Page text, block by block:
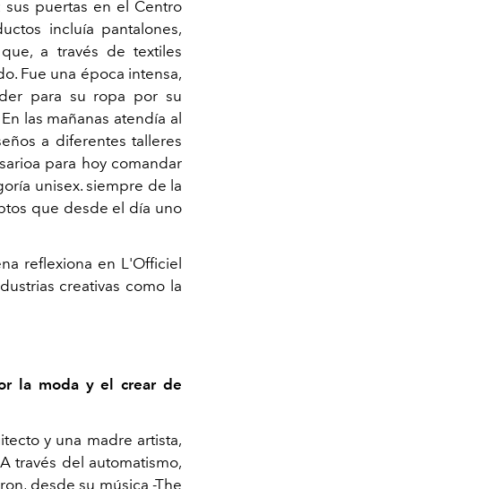
sus puertas en el Centro
incluía pantalones,
a través de textiles
Fue una época intensa,
para su ropa por su
las mañanas atendía al
a diferentes talleres
para hoy comandar
unisex. siempre de la
que desde el día uno
reflexiona en L'Officiel
creativas como la
la moda y el crear de
y una madre artista,
través del automatismo,
desde su música -The